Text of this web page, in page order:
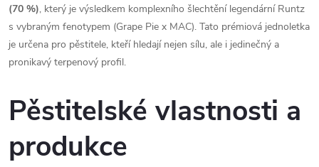
(70 %), který je výsledkem komplexního šlechtění legendární Runtz
s vybraným fenotypem (Grape Pie x MAC). Tato prémiová jednoletka
je určena pro pěstitele, kteří hledají nejen sílu, ale i jedinečný a
pronikavý terpenový profil.
Pěstitelské vlastnosti a
produkce